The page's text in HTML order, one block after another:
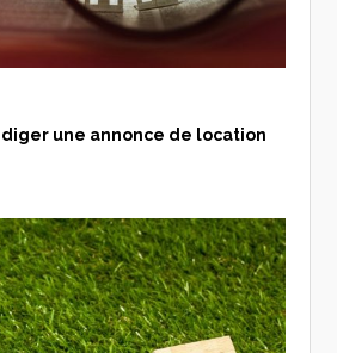
une annonce de location